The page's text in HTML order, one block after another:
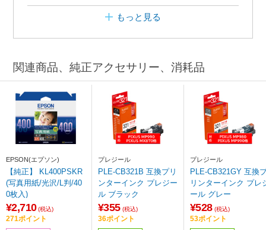
もっと見る
関連商品、純正アクセサリー、消耗品
EPSON(エプソン)
【純正】 KL400PSKR
(写真用紙/光沢/L判/40
0枚入)
¥2,710 (税込)
271ポイント
プレジール
PLE-CB321B 互換プリ
ンターインク プレジー
ル ブラック
¥355 (税込)
36ポイント
プレジール
PLE-CB321GY 互換
リンターインク プレ
ール グレー
¥528 (税込)
53ポイント